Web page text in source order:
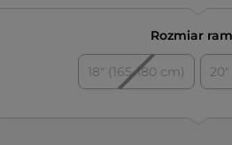
Rozmiar
18" (165-180 cm) 20"